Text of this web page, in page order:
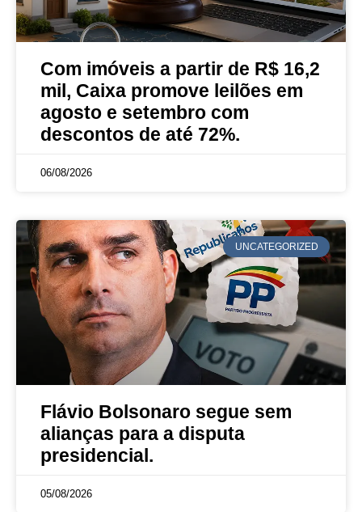
Com imóveis a partir de R$ 16,2
mil, Caixa promove leilões em
agosto e setembro com
descontos de até 72%.
06/08/2026
UNCATEGORIZED
Flávio Bolsonaro segue sem
alianças para a disputa
presidencial.
05/08/2026